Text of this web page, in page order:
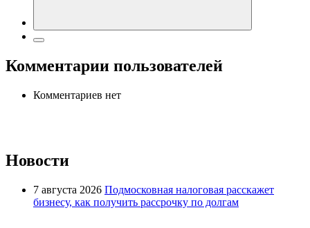
Комментарии пользователей
Комментариев нет
Новости
7 августа 2026 Подмосковная налоговая расскажет
бизнесу, как получить рассрочку по долгам